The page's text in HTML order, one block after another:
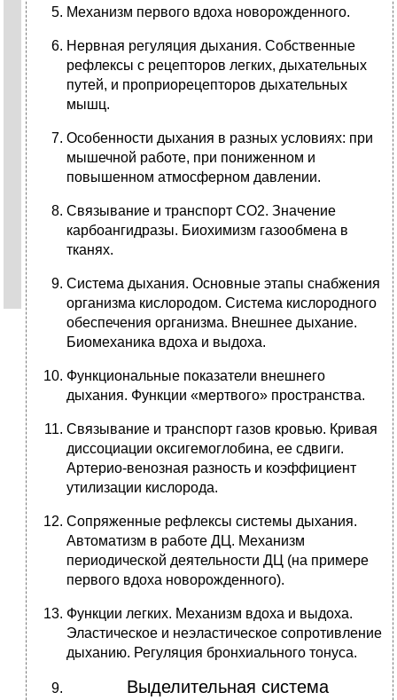
Механизм первого вдоха новорожденного.
Нервная регуляция дыхания. Собственные
рефлексы с рецепторов легких, дыхательных
путей, и проприорецепторов дыхательных
мышц.
Особенности дыхания в разных условиях: при
мышечной работе, при пониженном и
повышенном атмосферном давлении.
Связывание и транспорт СО2. Значение
карбоангидразы. Биохимизм газообмена в
тканях.
Система дыхания. Основные этапы снабжения
организма кислородом. Система кислородного
обеспечения организма. Внешнее дыхание.
Биомеханика вдоха и выдоха.
Функциональные показатели внешнего
дыхания. Функции «мертвого» пространства.
Связывание и транспорт газов кровью. Кривая
диссоциации оксигемоглобина, ее сдвиги.
Артерио-венозная разность и коэффициент
утилизации кислорода.
Сопряженные рефлексы системы дыхания.
Автоматизм в работе ДЦ. Механизм
периодической деятельности ДЦ (на примере
первого вдоха новорожденного).
Функции легких. Механизм вдоха и выдоха.
Эластическое и неэластическое сопротивление
дыханию. Регуляция бронхиального тонуса.
Выделительная система